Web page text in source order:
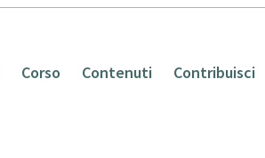
Corso Contenuti Contribuisci